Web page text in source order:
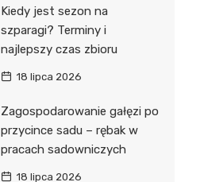
Kiedy jest sezon na
szparagi? Terminy i
najlepszy czas zbioru
18 lipca 2026
Zagospodarowanie gałęzi po
przycince sadu – rębak w
pracach sadowniczych
18 lipca 2026